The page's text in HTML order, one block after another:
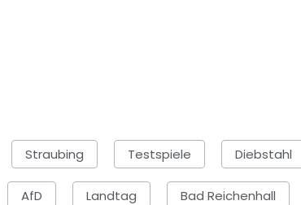
Straubing Testspiele Diebstahl
AfD Landtag Bad Reichenhall